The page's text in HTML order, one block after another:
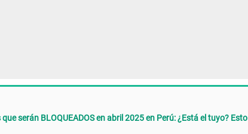
serán BLOQUEADOS en abril 2025 en Perú: ¿Está el tuyo? Esto